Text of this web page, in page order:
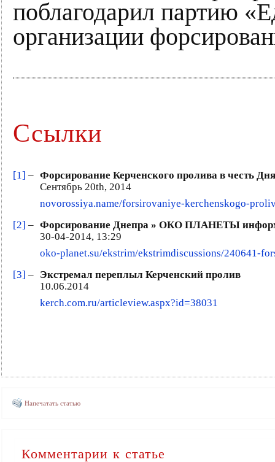
поблагодарил партию
организации
Ссылки
[1] – Форсирование Керченского пролива в честь
Сентябрь 20th, 2014
novorossiya.name/forsirovaniye-kerchenskogo-
[2] – Форсирование Днепра » ОКО ПЛАНЕТЫ
30-04-2014, 13:29
oko-planet.su/ekstrim/ekstrimdiscussions/240641-
[3] – Экстремал переплыл Керченский пролив
10.06.2014
kerch.com.ru/articleview.aspx?id=38031
Напечатать статью
Комментарии к статье